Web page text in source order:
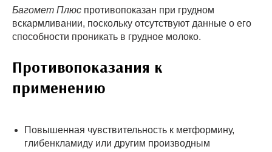
Багомет Плюс противопоказан при грудном
вскармливании, поскольку отсутствуют данные о его
способности проникать в грудное молоко.
Противопоказания к
применению
Повышенная чувствительность к метформину,
глибенкламиду или другим производным